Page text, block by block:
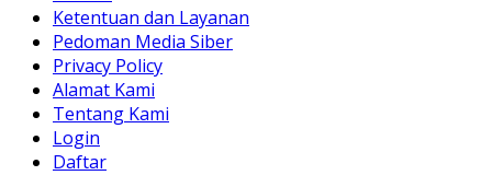
Ketentuan dan Layanan
Pedoman Media Siber
Privacy Policy
Alamat Kami
Tentang Kami
Login
Daftar